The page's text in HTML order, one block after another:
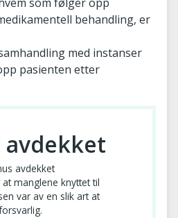
behandling, er
med instanser
pasienten etter
avdekket
manglene knyttet til
var av en slik art at